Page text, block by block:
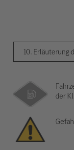
10. Erläuterung
der